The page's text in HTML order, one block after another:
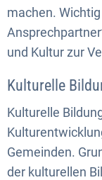
machen.
und Kultur zur
Kulturelle
Kulturelle
Gemeinden.
der kulturellen